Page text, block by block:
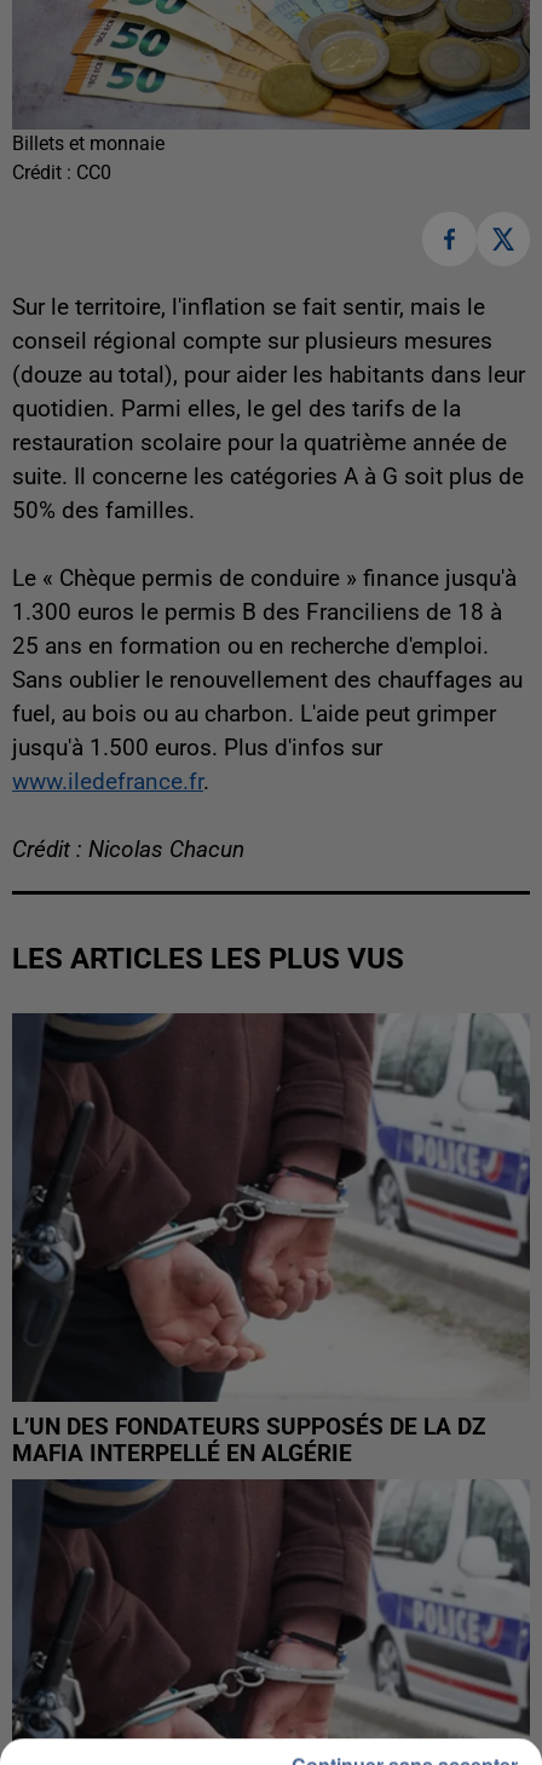
Billets et monnaie
Crédit : CC0
Sur le territoire, l'inflation se fait sentir, mais le
conseil régional compte sur plusieurs mesures
(douze au total), pour aider les habitants dans leur
quotidien. Parmi elles, le gel des tarifs de la
restauration scolaire pour la quatrième année de
suite. Il concerne les catégories A à G soit plus de
50% des familles.
Le « Chèque permis de conduire » finance jusqu'à
1.300 euros le permis B des Franciliens de 18 à
25 ans en formation ou en recherche d'emploi.
Sans oublier le renouvellement des chauffages au
fuel, au bois ou au charbon. L'aide peut grimper
jusqu'à 1.500 euros. Plus d'infos sur
www.iledefrance.fr.
Crédit : Nicolas Chacun
LES ARTICLES LES PLUS VUS
L’UN DES FONDATEURS SUPPOSÉS DE LA DZ
MAFIA INTERPELLÉ EN ALGÉRIE